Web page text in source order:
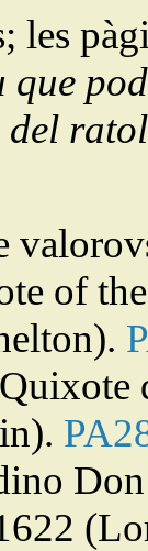
les
que
del
of